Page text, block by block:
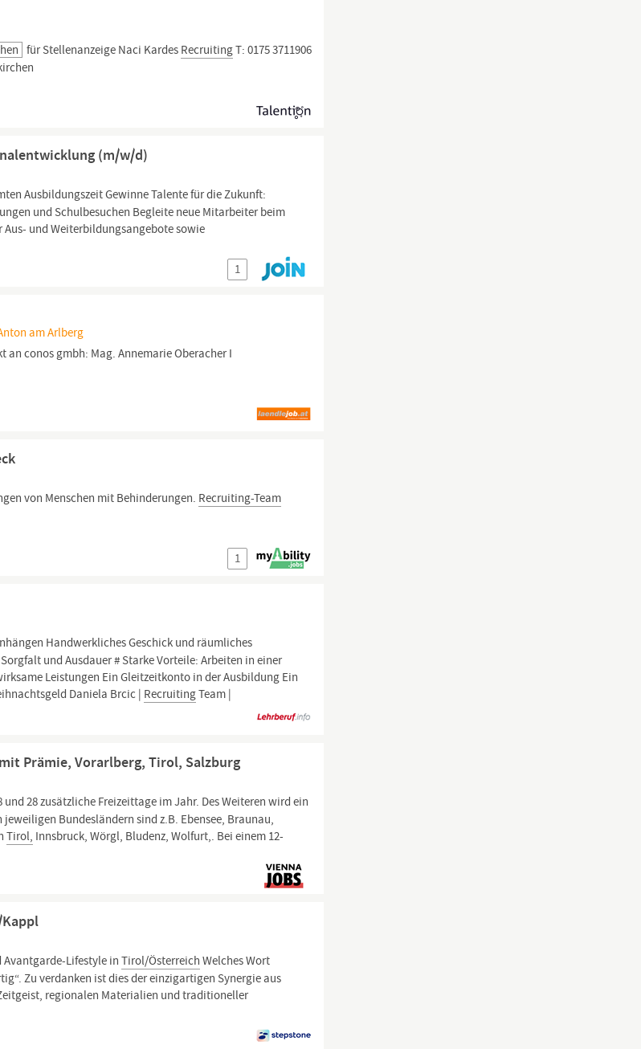
für Stellenanzeige Naci Kardes RecruitingT: 0175 3711906
(m/w/d)
Ausbildungszeit Gewinne Talente für die Zukunft:
und Schulbesuchen Begleite neue Mitarbeiter beim
und Weiterbildungsangebote sowie
1
am Arlberg
conos gmbh: Mag. Annemarie Oberacher I
von Menschen mit Behinderungen. Recruiting-Team
1
Handwerkliches Geschick und räumliches
und Ausdauer # Starke Vorteile: Arbeiten in einer
Leistungen Ein Gleitzeitkonto in der Ausbildung Ein
Daniela Brcic | RecruitingTeam |
Prämie, Vorarlberg, Tirol, Salzburg
28 zusätzliche Freizeittage im Jahr. Des Weiteren wird ein
Bundesländern sind z.B. Ebensee, Braunau,
Tirol, Innsbruck, Wörgl, Bludenz, Wolfurt,. Bei einem 12-
Avantgarde-Lifestyle inTirol/Österreich Welches Wort
Zu verdanken ist dies der einzigartigen Synergie aus
regionalen Materialien und traditioneller